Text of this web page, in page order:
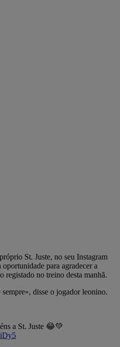
St. Juste, no seu Instagram
para agradecer a
registado no treino desta manhã.
disse o jogador leonino.
a St. Juste 😂💚